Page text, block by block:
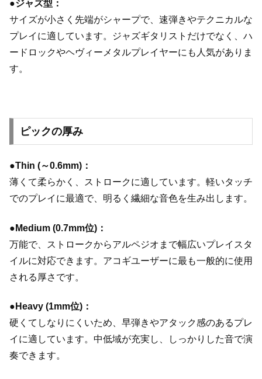
●ジャズ型：
サイズが小さく先端がシャープで、速弾きやテクニカルな
プレイに適しています。ジャズギタリストだけでなく、ハ
ードロックやヘヴィーメタルプレイヤーにも人気がありま
す。
ピックの厚み
●Thin (～0.6mm)：
薄くて柔らかく、ストロークに適しています。軽いタッチ
でのプレイに最適で、明るく繊細な音色を生み出します。
●Medium (0.7mm位)：
万能で、ストロークからアルペジオまで幅広いプレイスタ
イルに対応できます。アコギユーザーに最も一般的に使用
される厚さです。
●Heavy (1mm位)：
硬くてしなりにくいため、早弾きやアタック感のあるプレ
イに適しています。中低域が充実し、しっかりした音で演
奏できます。